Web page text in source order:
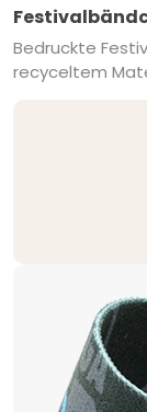
Bedruckte
recyceltem